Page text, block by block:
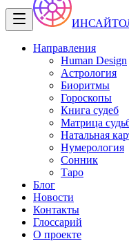
Направления
Human Design
Астрология
Биоритмы
Гороскопы
Книга судеб
Матрица
Натальная
Нумерология
Сонник
Таро
Блог
Новости
Контакты
Глоссарий
О проекте